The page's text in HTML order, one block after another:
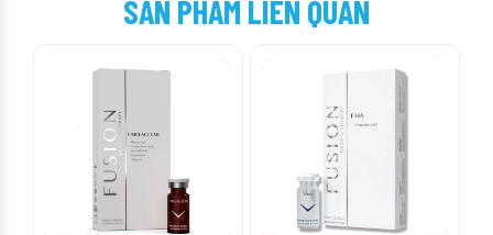
SẢN PHẨM LIÊN QUAN